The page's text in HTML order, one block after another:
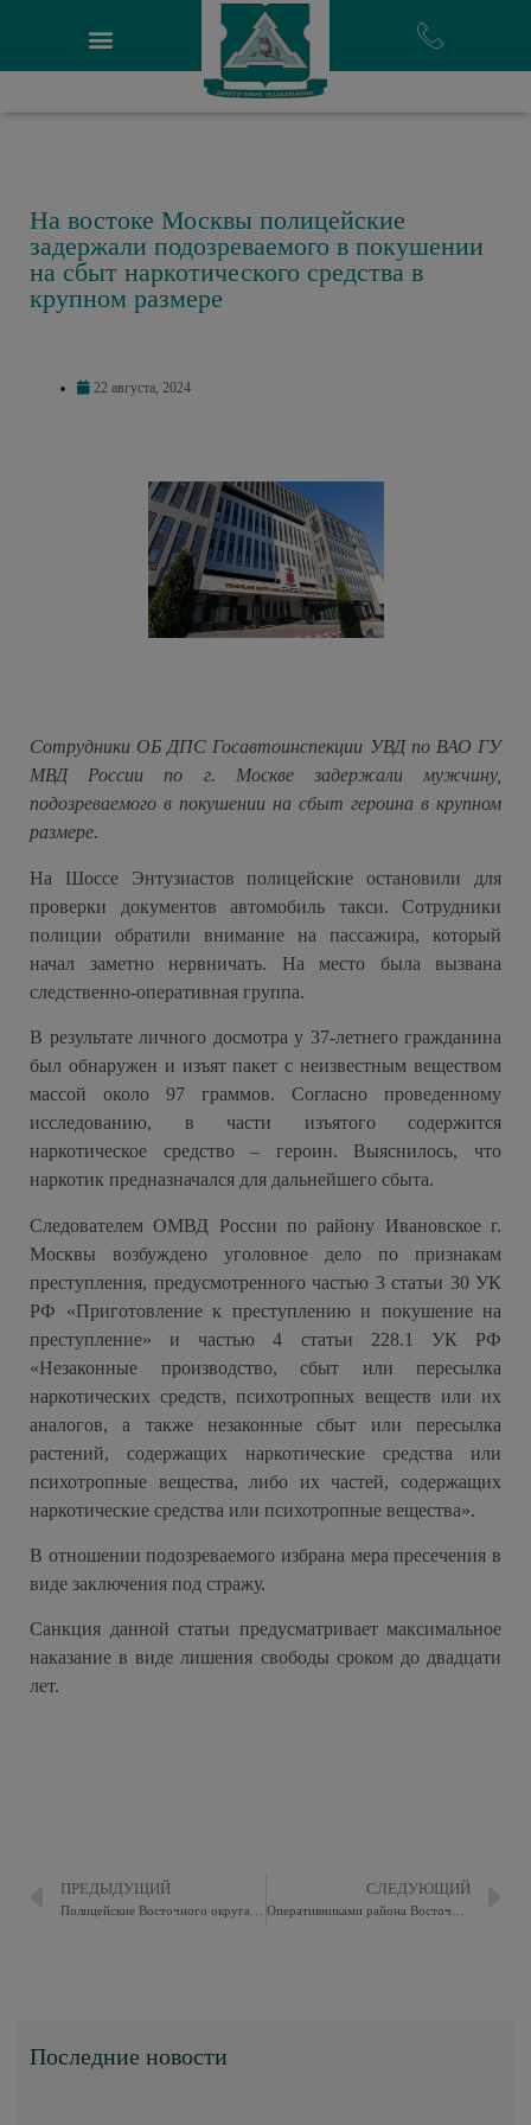
На востоке Москвы полицейские
задержали подозреваемого в покушении
на сбыт наркотического средства в
крупном размере
22 августа, 2024
Сотрудники ОБ ДПС Госавтоинспекции УВД по ВАО ГУ
МВД России по г. Москве задержали мужчину,
подозреваемого в покушении на сбыт героина в крупном
размере.
На Шоссе Энтузиастов полицейские остановили для
проверки документов автомобиль такси. Сотрудники
полиции обратили внимание на пассажира, который
начал заметно нервничать. На место была вызвана
следственно-оперативная группа.
В результате личного досмотра у 37-летнего гражданина
был обнаружен и изъят пакет с неизвестным веществом
массой около 97 граммов. Согласно проведенному
исследованию, в части изъятого содержится
наркотическое средство – героин. Выяснилось, что
наркотик предназначался для дальнейшего сбыта.
Следователем ОМВД России по району Ивановское г.
Москвы возбуждено уголовное дело по признакам
преступления, предусмотренного частью 3 статьи 30 УК
РФ «Приготовление к преступлению и покушение на
преступление» и частью 4 статьи 228.1 УК РФ
«Незаконные производство, сбыт или пересылка
наркотических средств, психотропных веществ или их
аналогов, а также незаконные сбыт или пересылка
растений, содержащих наркотические средства или
психотропные вещества, либо их частей, содержащих
наркотические средства или психотропные вещества».
В отношении подозреваемого избрана мера пресечения в
виде заключения под стражу.
Санкция данной статьи предусматривает максимальное
наказание в виде лишения свободы сроком до двадцати
лет.
ПРЕДЫДУЩИЙ СЛЕДУЮЩИЙ
Последние новости